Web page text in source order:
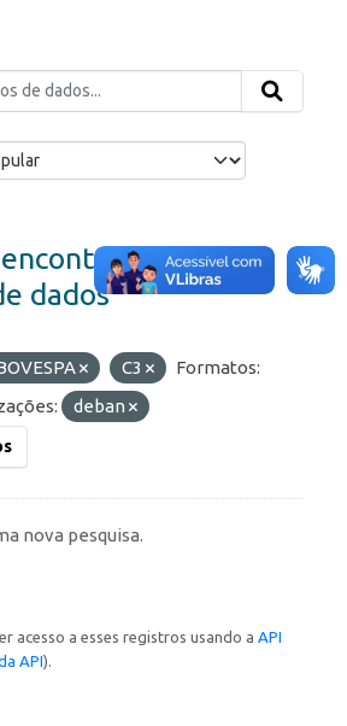
dados
C3
Formatos:
deban
nova pesquisa.
acesso a esses registros usando a API
API).